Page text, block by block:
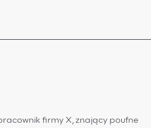
firmy X, znający poufne